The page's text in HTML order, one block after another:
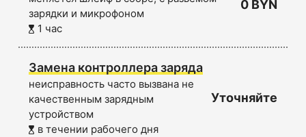
зарядки и микрофоном
1 час
0 BYN
Замена контроллера заряда
неисправность часто вызвана не
качественным зарядным
устройством
в течении рабочего дня
Уточняйте